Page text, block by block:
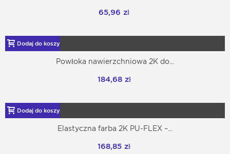
65,96 zł
Dodaj do koszyka
Powłoka nawierzchniowa 2K do...
184,68 zł
Dodaj do koszyka
Elastyczna farba 2K PU-FLEX –...
168,85 zł